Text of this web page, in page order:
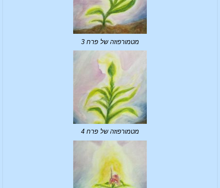
מטמורפוזה של פרח 3
מטמורפוזה של פרח 4